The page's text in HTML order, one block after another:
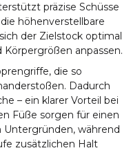
präzise Schüsse
höhenverstellbare
der Zielstock optimal
anpassen.
die so
Dadurch
– ein klarer Vorteil bei
Füße sorgen für einen
Untergründen, während
zusätzlichen Halt